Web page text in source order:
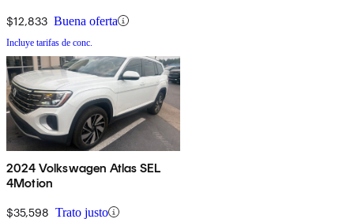
$12,833 Buena oferta
Incluye tarifas de conc.
2024 Volkswagen Atlas SEL
4Motion
$35,598 Trato justo